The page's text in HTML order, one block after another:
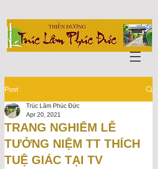
Post
TRANG NGHIÊM LỄ
TƯỞNG NIỆM TT THÍCH
TUỆ GIÁC TẠI TV
Trúc Lâm Phúc Đức
Apr 20, 2021